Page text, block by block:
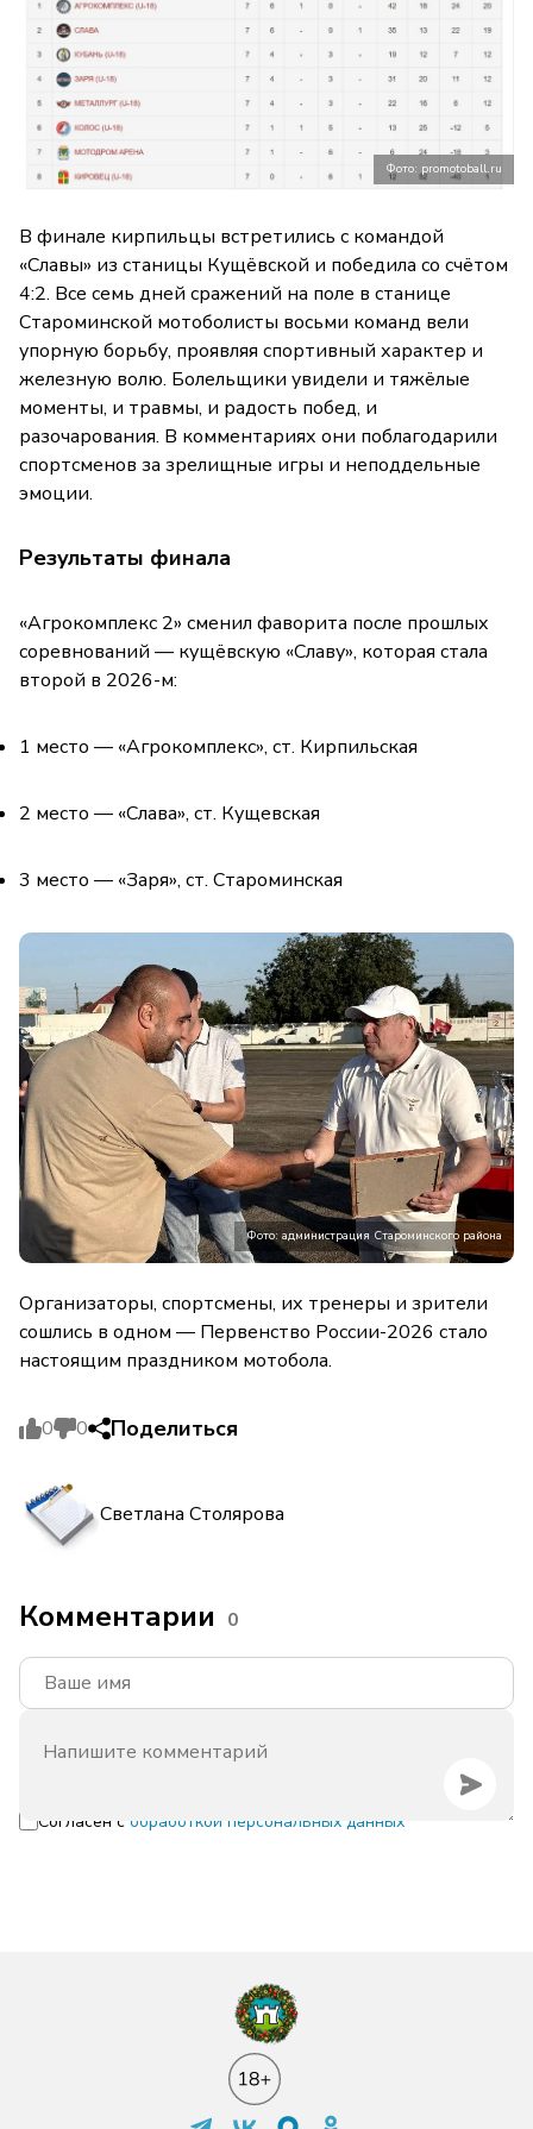
Фото: promotoball.ru
В финале кирпильцы встретились с командой
«Славы» из станицы Кущёвской и победила со счётом
4:2. Все семь дней сражений на поле в станице
Староминской мотоболисты восьми команд вели
упорную борьбу, проявляя спортивный характер и
железную волю. Болельщики увидели и тяжёлые
моменты, и травмы, и радость побед, и
разочарования. В комментариях они поблагодарили
спортсменов за зрелищные игры и неподдельные
эмоции.
Результаты финала
«Агрокомплекс 2» сменил фаворита после прошлых
соревнований — кущёвскую «Славу», которая стала
второй в 2026-м:
1 место — «Агрокомплекс», ст. Кирпильская
2 место — «Слава», ст. Кущевская
3 место — «Заря», ст. Староминская
Фото: администрация Староминского района
Организаторы, спортсмены, их тренеры и зрители
сошлись в одном — Первенство России-2026 стало
настоящим праздником мотобола.
0 0 Поделиться
Светлана Столярова
Комментарии 0
Согласен с обработкой персональных данных